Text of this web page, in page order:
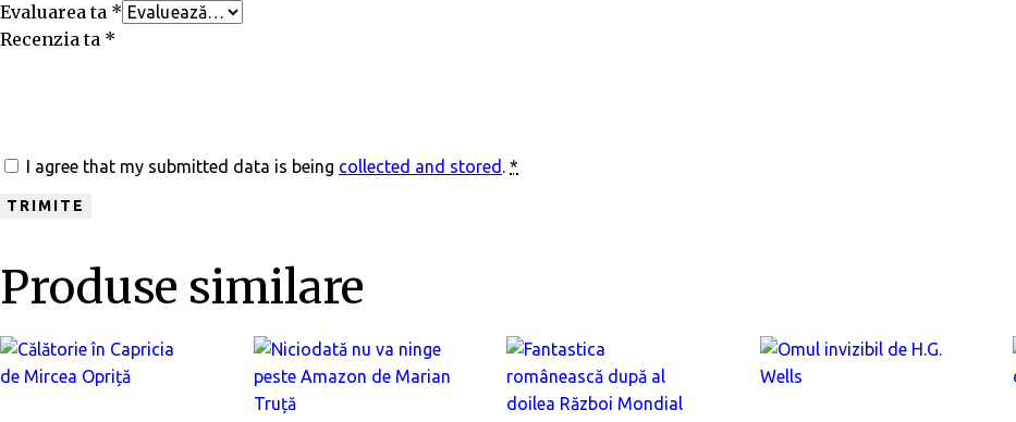
Evaluarea ta *
Recenzia ta *
I agree that my submitted data is being collected and stored . *
Produse similare